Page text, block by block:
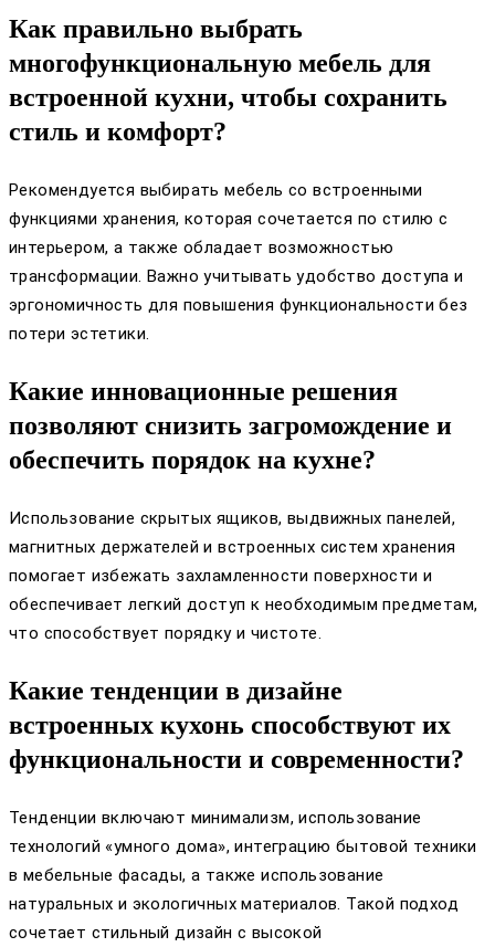
Как правильно выбрать
многофункциональную мебель для
встроенной кухни, чтобы сохранить
стиль и комфорт?
Рекомендуется выбирать мебель со встроенными
функциями хранения, которая сочетается по стилю с
интерьером, а также обладает возможностью
трансформации. Важно учитывать удобство доступа и
эргономичность для повышения функциональности без
потери эстетики.
Какие инновационные решения
позволяют снизить загромождение и
обеспечить порядок на кухне?
Использование скрытых ящиков, выдвижных панелей,
магнитных держателей и встроенных систем хранения
помогает избежать захламленности поверхности и
обеспечивает легкий доступ к необходимым предметам,
что способствует порядку и чистоте.
Какие тенденции в дизайне
встроенных кухонь способствуют их
функциональности и современности?
Тенденции включают минимализм, использование
технологий «умного дома», интеграцию бытовой техники
в мебельные фасады, а также использование
натуральных и экологичных материалов. Такой подход
сочетает стильный дизайн с высокой